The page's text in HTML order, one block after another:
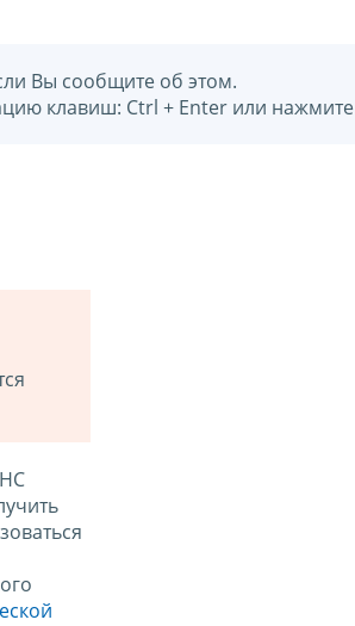
Вы сообщите об этом.
клавиш: Ctrl + Enter или нажмите